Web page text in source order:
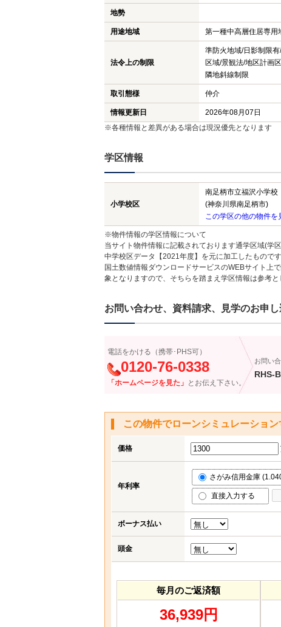
地勢
用途地域 第一種中高層住居専用
法令上の制限
準防火地域/日影制限
区域/景観法/地区計画
隣地斜線制限
取引態様 仲介
情報更新日 2026年08月07日
※各種情報と差異がある場合は現況優先となります
学区情報
小学校区
南足柄市立福沢小学校
(神奈川県南足柄市)
この学区の他の物件を
※物件情報の学区情報について
当サイト物件情報に記載されております通学区域(学
中学校区データ【2021年度】を元に加工したもので
国土数値情報ダウンロードサービスのWEBサイト上
象となりますので、そちらを踏まえ学区情報は参考と
お問い合わせ、資料請求、見学のお申
電話をかける（携帯･PHS可）
0120-76-0338
「ホームページを見た」 とお伝え下さい。
お問い
RHS-
この物件でローンシミュレーション
価格
年利率
さがみ信用金庫
直接入力する
ボーナス払い
頭金
毎月のご返済額
36,939円